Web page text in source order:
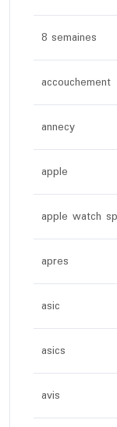
8 semaines
accouchement
annecy
apple
apple watch
apres
asic
asics
avis